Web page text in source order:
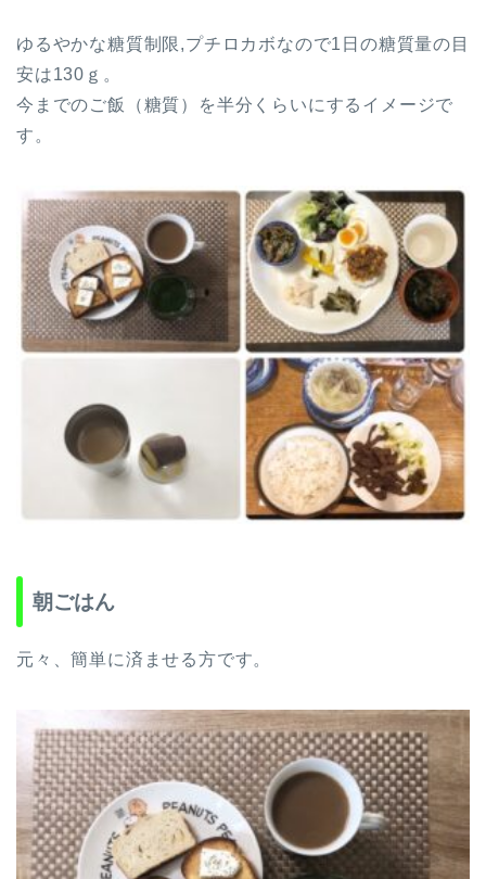
ゆるやかな糖質制限,プチロカボなので1日の糖質量の目
安は130ｇ。
今までのご飯（糖質）を半分くらいにするイメージで
す。
朝ごはん
元々、簡単に済ませる方です。